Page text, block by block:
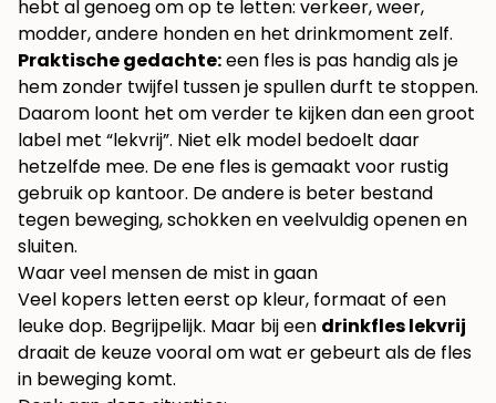
hebt al genoeg om op te letten: verkeer, weer,
modder, andere honden en het drinkmoment zelf.
Praktische gedachte:een fles is pas handig als je
hem zonder twijfel tussen je spullen durft te stoppen.
Daarom loont het om verder te kijken dan een groot
label met “lekvrij”. Niet elk model bedoelt daar
hetzelfde mee. De ene fles is gemaakt voor rustig
gebruik op kantoor. De andere is beter bestand
tegen beweging, schokken en veelvuldig openen en
sluiten.
Waar veel mensen de mist in gaan
Veel kopers letten eerst op kleur, formaat of een
leuke dop. Begrijpelijk. Maar bij een drinkfles lekvrij
draait de keuze vooral om wat er gebeurt als de fles
in beweging komt.